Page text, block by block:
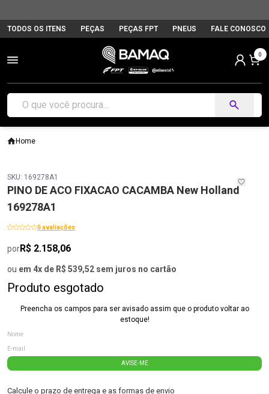
TODOS OS ITENS PEÇAS PEÇAS FPT PNEUS FALE CONOSCO
0
Home
SKU: 169278A1
PINO DE ACO FIXACAO CACAMBA New Holland
169278A1
0 avaliações
porR$ 2.158,06
ou em 4x de R$ 539,52 sem juros no cartão
Produto esgotado
Preencha os campos para ser avisado assim que o produto voltar ao
estoque!
AVISE-ME
Calcule o prazo de entrega e as formas de envio